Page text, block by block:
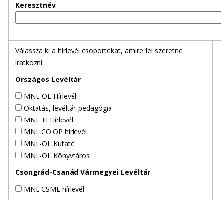
Keresztnév
Válassza ki a hírlevél csoportokat, amire fel szeretne
iratkozni.
Országos Levéltár
MNL-OL Hírlevél
Oktatás, levéltár-pedagógia
MNL TI Hírlevél
MNL CO:OP hírlevél
MNL-OL Kutató
MNL-OL Könyvtáros
Csongrád-Csanád Vármegyei Levéltár
MNL CSML hírlevél